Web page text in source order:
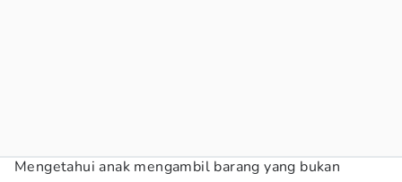
Mengetahui anak mengambil barang yang bukan